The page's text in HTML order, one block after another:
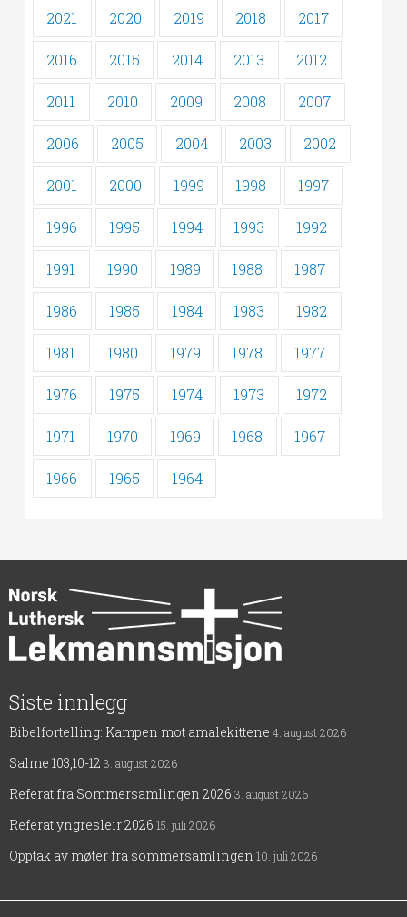
2021 2020 2019 2018 2017
2016 2015 2014 2013 2012
2011 2010 2009 2008 2007
2006 2005 2004 2003 2002
2001 2000 1999 1998 1997
1996 1995 1994 1993 1992
1991 1990 1989 1988 1987
1986 1985 1984 1983 1982
1981 1980 1979 1978 1977
1976 1975 1974 1973 1972
1971 1970 1969 1968 1967
1966 1965 1964
Siste innlegg
Bibelfortelling: Kampen mot amalekittene 4. august 2026
Salme 103,10-12 3. august 2026
Referat fra Sommersamlingen 2026 3. august 2026
Referat yngresleir 2026 15. juli 2026
Opptak av møter fra sommersamlingen 10. juli 2026